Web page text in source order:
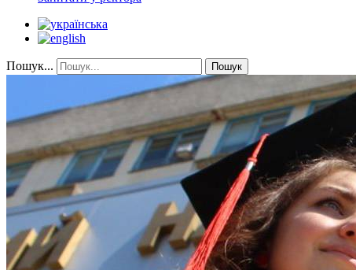
Пошук... Пошук